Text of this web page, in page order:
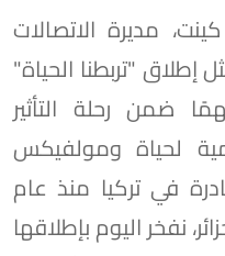
مديرة الاتصالات
إطلاق "تربطنا الحياة"
ضمن رحلة التأثير
لحياة ومولفيكس
في تركيا منذ عام
نفخر اليوم بإطلاقها